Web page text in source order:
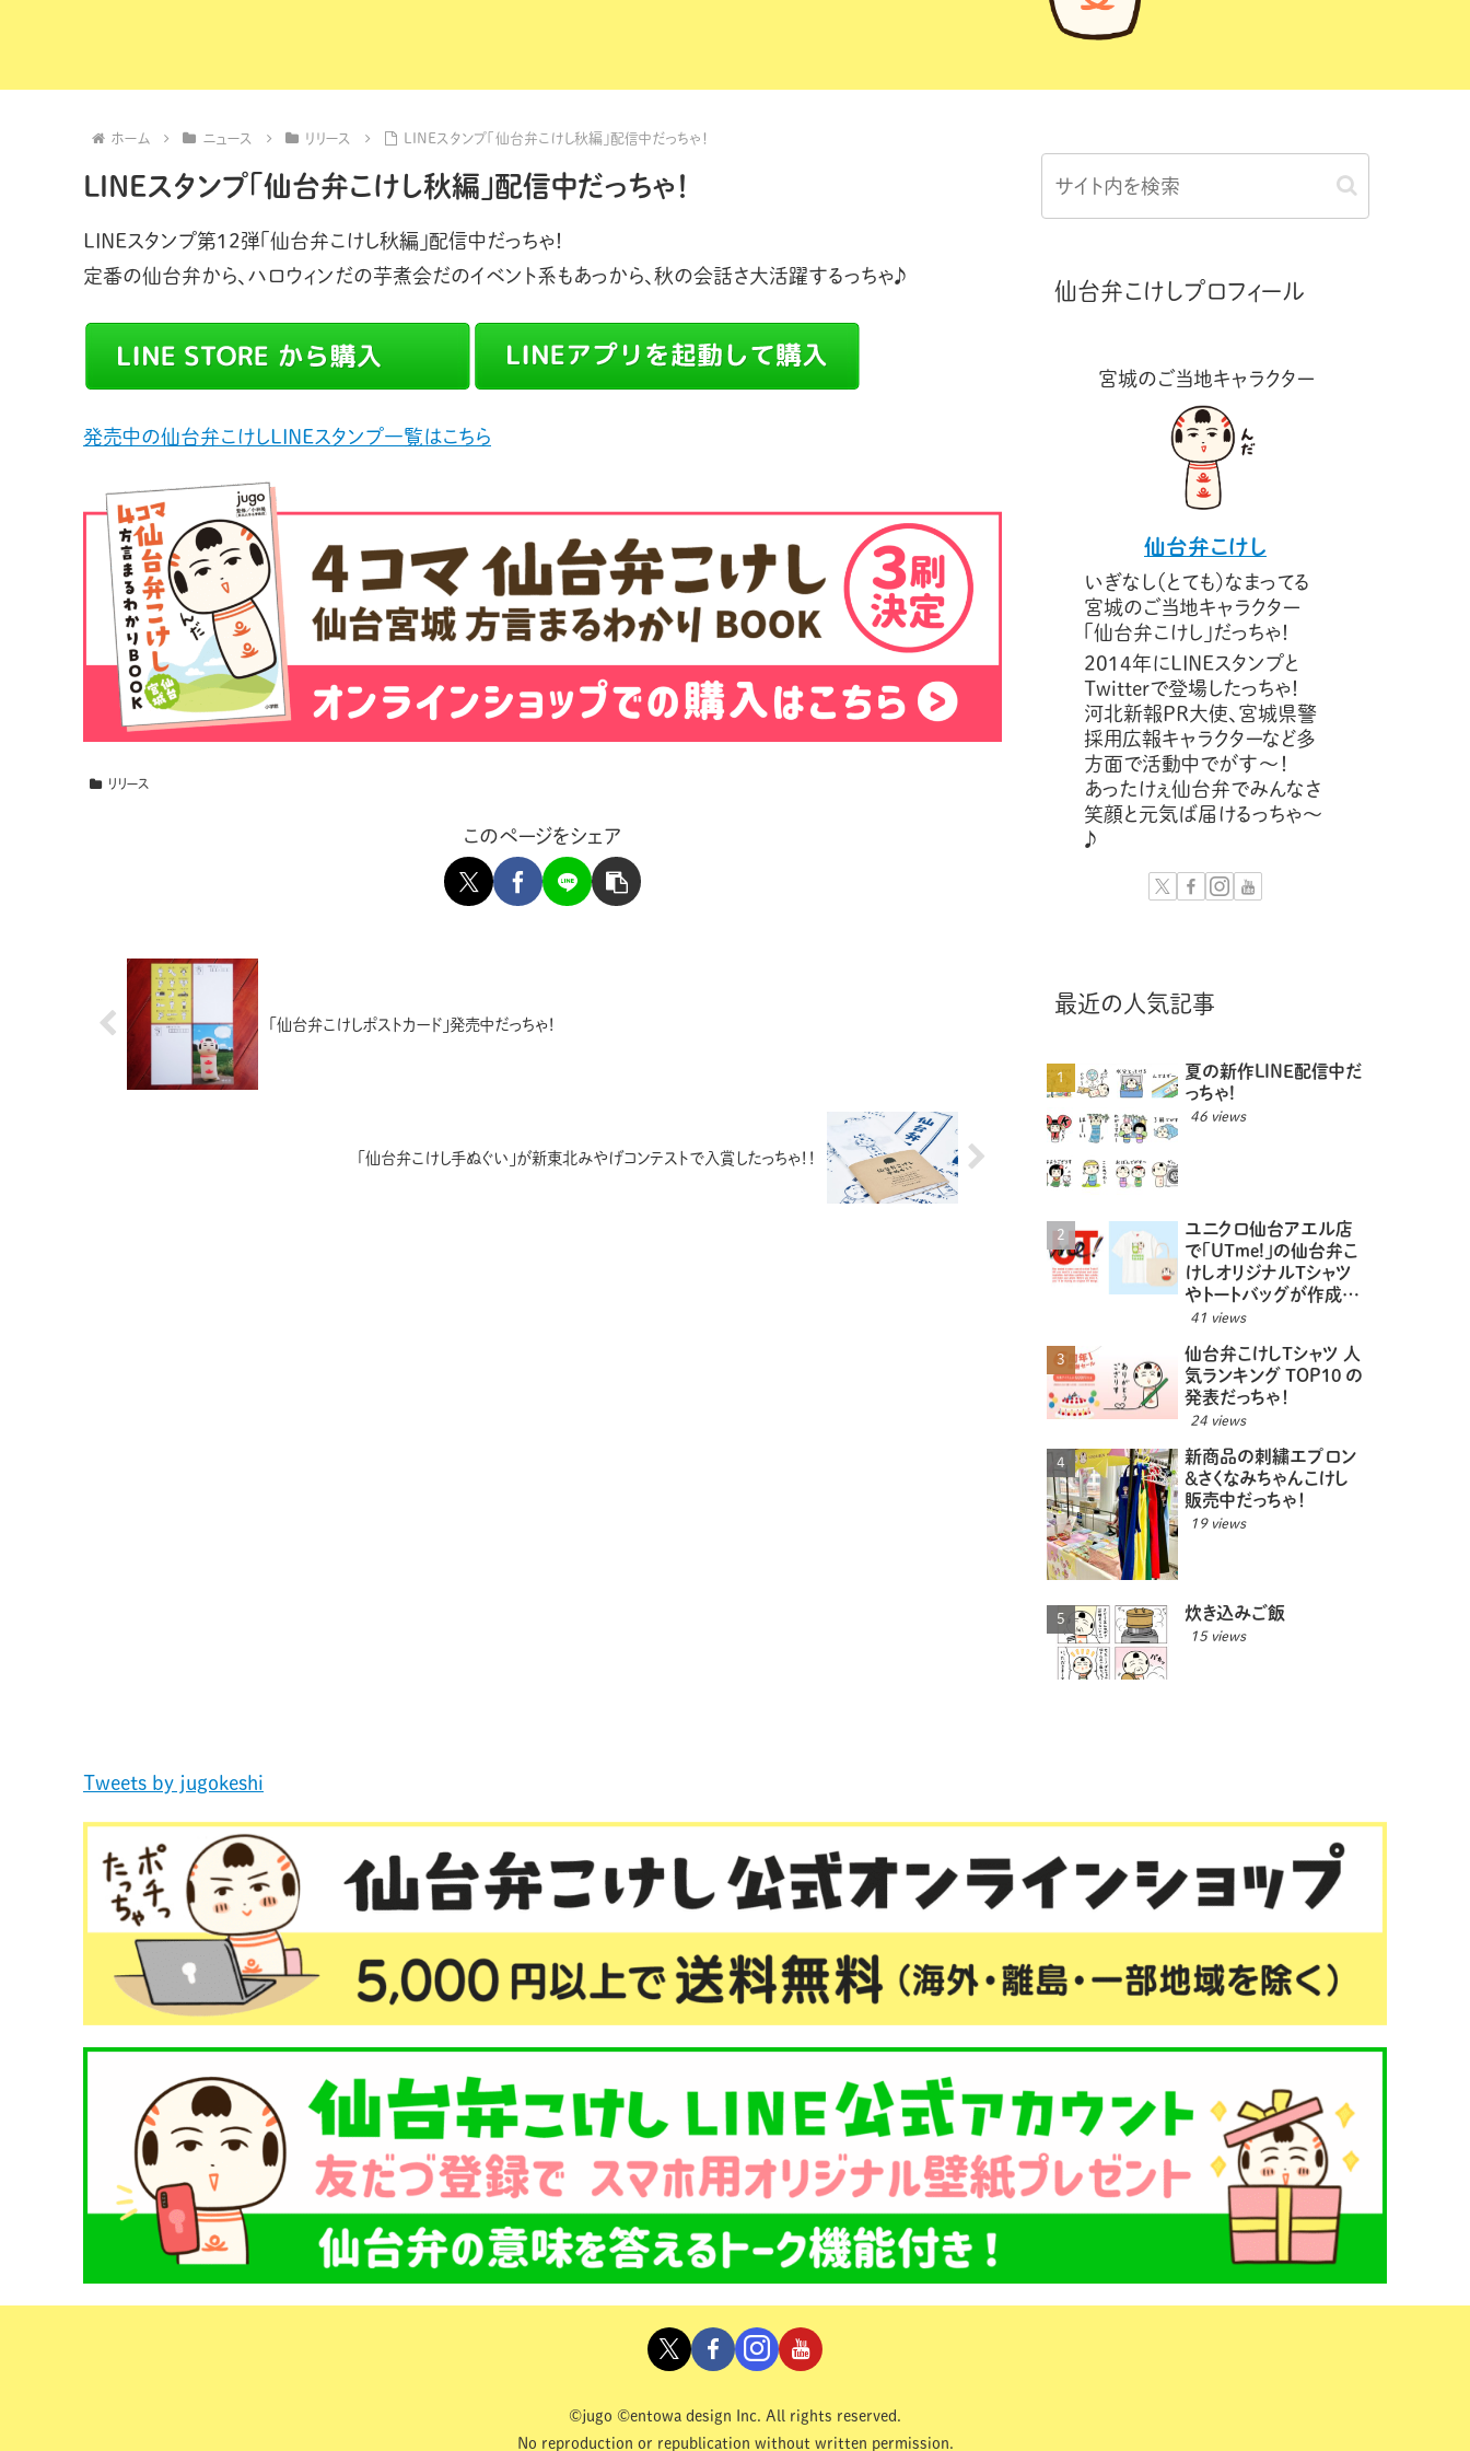
ホーム ニュース リリース LINEスタンプ「仙台弁こけし秋編」配信中だっちゃ！
LINEスタンプ「仙台弁こけし秋編」配信中だっちゃ！
LINEスタンプ第12弾「仙台弁こけし秋編」配信中だっちゃ！
定番の仙台弁から、ハロウィンだの芋煮会だのイベント系もあっから、秋の会話さ大活躍するっちゃ♪
発売中の仙台弁こけしLINEスタンプ一覧はこちら
リリース
このページをシェア
「仙台弁こけしポストカード」発売中だっちゃ！
「仙台弁こけし手ぬぐい」が新東北みやげコンテストで入賞したっちゃ！！
仙台弁こけしプロフィール
宮城のご当地キャラクター
仙台弁こけし
いぎなし（とても）なまってる
宮城のご当地キャラクター
「仙台弁こけし」だっちゃ！
2014年にLINEスタンプと
Twitterで登場したっちゃ！
河北新報PR大使、宮城県警
採用広報キャラクターなど多
方面で活動中でがす〜！
あったけぇ仙台弁でみんなさ
笑顔と元気ば届けるっちゃ～
♪
最近の人気記事
夏の新作LINE配信中だ
っちゃ!
46 views
ユニクロ仙台アエル店
で「UTme!」の仙台弁こ
けしオリジナルTシャツ
やトートバッグが作成で
きるっちゃ！
41 views
仙台弁こけしTシャツ 人
気ランキング TOP10 の
発表だっちゃ！
24 views
新商品の刺繍エプロン
＆さくなみちゃんこけし
販売中だっちゃ！
19 views
炊き込みご飯
15 views
Tweets by jugokeshi
©jugo ©entowa design Inc. All rights reserved.
No reproduction or republication without written permission.